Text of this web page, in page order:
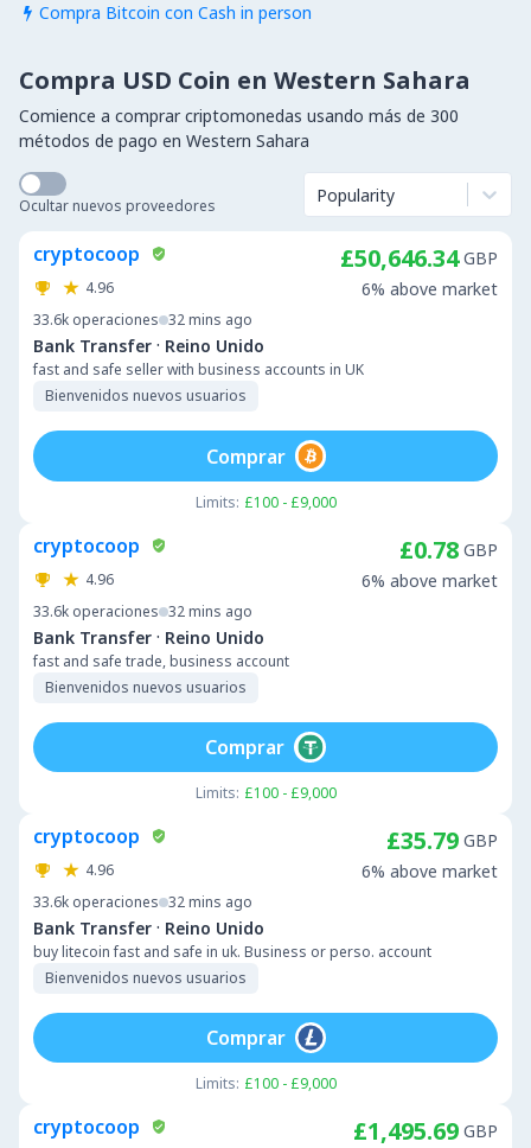
 Compra Bitcoin con Cash in person
Compra USD Coin en Western Sahara
Comience a comprar criptomonedas usando más de 300
métodos de pago en Western Sahara
Ocultar nuevos proveedores Popularity
cryptocoop
4.96
33.6k operaciones 32 mins ago
Bank Transfer · Reino Unido
fast and safe seller with business accounts in UK
Bienvenidos nuevos usuarios
£50,646.34 GBP
6% above market
Limits: £100 - £9,000
Comprar
cryptocoop
4.96
33.6k operaciones 32 mins ago
Bank Transfer · Reino Unido
fast and safe trade, business account
Bienvenidos nuevos usuarios
£0.78 GBP
6% above market
Limits: £100 - £9,000
Comprar
cryptocoop
4.96
33.6k operaciones 32 mins ago
Bank Transfer · Reino Unido
buy litecoin fast and safe in uk. Business or perso. account
Bienvenidos nuevos usuarios
£35.79 GBP
6% above market
Limits: £100 - £9,000
Comprar
cryptocoop £1,495.69 GBP